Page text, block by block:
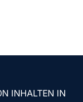
INHALTEN IN